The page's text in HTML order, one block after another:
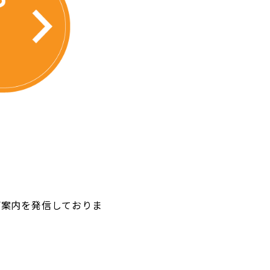
内を発信しておりま